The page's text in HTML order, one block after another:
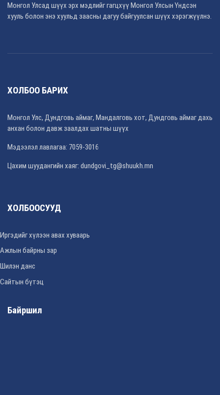
Монгол Улсад шүүх эрх мэдлийг гагцхүү Монгол Улсын Үндсэн
хууль болон энэ хуульд заасны дагуу байгуулсан шүүх хэрэгжүүлнэ.
ХОЛБОО БАРИХ
Монгол Улс, Дундговь аймаг, Мандалговь хот, Дундговь аймаг дахь
анхан болон давж заалдах шатны шүүх
Мэдээлэл лавлагаа: 7059-3016
Цахим шуудангийн хаяг: dundgovi_tg@shuukh.mn
ХОЛБООСУУД
Иргэдийг хүлээн авах хуваарь
Ажлын байрны зар
Шилэн данс
Сайтын бүтэц
Байршил